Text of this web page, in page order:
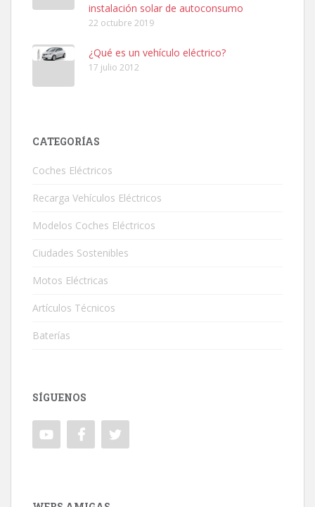
instalación solar de autoconsumo
22 octubre 2019
¿Qué es un vehículo eléctrico?
17 julio 2012
CATEGORÍAS
Coches Eléctricos
Recarga Vehículos Eléctricos
Modelos Coches Eléctricos
Ciudades Sostenibles
Motos Eléctricas
Artículos Técnicos
Baterías
SÍGUENOS